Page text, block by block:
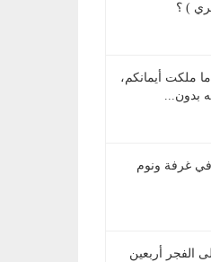
) ؟
ملكت أيمانكم،
بدون...
في غرفة ونوم
أربعين